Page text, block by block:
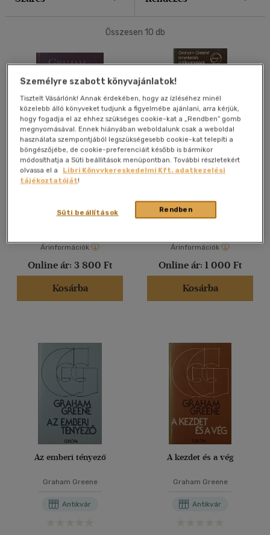
Alkalmaz
Összesen 10 db
A szakítás
Antikvár
Árinformációk
Online ár: 3 800 Ft
Kosárba
Ismerkedés a tábornokkal
Árinformációk
Online ár: 1 000 Ft
Kosárba
Az emberi tényező
Graham Greene
Antikvár
A kezdet és a vég
Graham Greene
Antikvár
Személyre szabott könyvajánlatok!
Tisztelt Vásárlónk! Annak érdekében, hogy az ízléséhez minél
közelebb álló könyveket tudjunk a figyelmébe ajánlani, arra kérjük,
hogy fogadja el az ehhez szükséges cookie-kat a „Rendben” gomb
megnyomásával. Ennek hiányában weboldalunk csak a weboldal
használata szempontjából legszükségesebb cookie-kat telepíti a
böngészőjébe, de cookie-preferenciáit később is bármikor
módosíthatja a Süti beállítások menüpontban. További részletekért
olvassa el a
Libri Könyvkereskedelmi Kft. adatkezelési
tájékoztatóját!
Rendben
Süti beállítások